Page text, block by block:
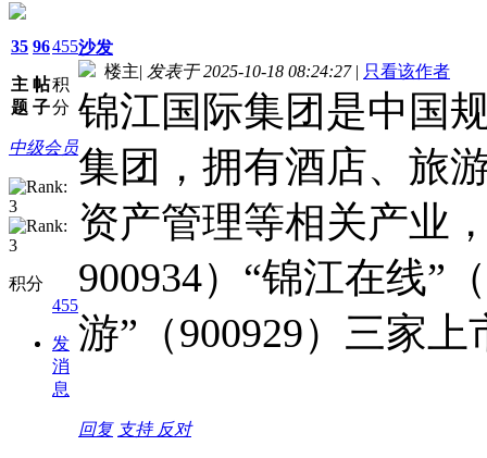
35
主
题
96
帖
子
455
积
分
中级会员
积分
455
发
消
息
沙发
楼主| 发表于 2025-10-18 08:24:27 | 只看该作者
锦江国际集团是中国
集团，拥有酒店、旅
资产管理等相关产业
900934）“锦江在线”
游”（900929）三家上
回复 支持 反对